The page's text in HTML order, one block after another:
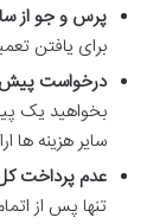
پرس و جو از
برای یافتن
درخواست پیش
بخواهید یک
سایر هزینه ها
عدم پرداخت کل
تنها پس از